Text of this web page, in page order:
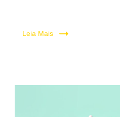
Leia Mais